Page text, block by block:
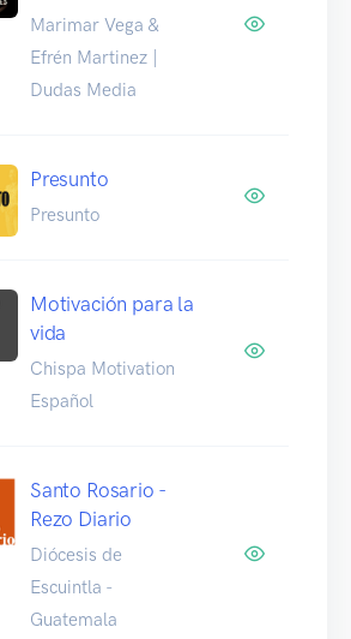
Marimar Vega &
Efrén Martinez |
Dudas Media
Presunto
Presunto
Motivación para la
vida
Chispa Motivation
Español
Santo Rosario -
Rezo Diario
Diócesis de
Escuintla -
Guatemala